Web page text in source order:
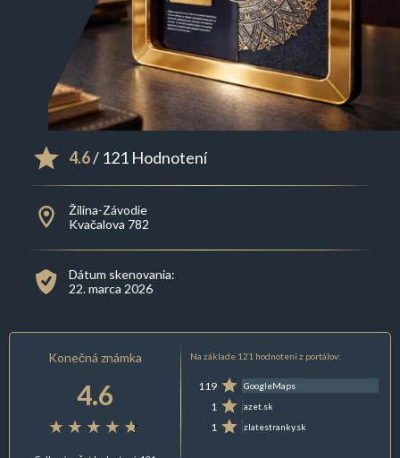
4.6/ 121 Hodnotení
Žilina-Závodie
Kvačalova 782
Dátum skenovania:
22. marca 2026
Konečná známka
4.6
Na základe 121 hodnotení z portálov:
119 GoogleMaps
1 azet.sk
1 zlatestranky.sk